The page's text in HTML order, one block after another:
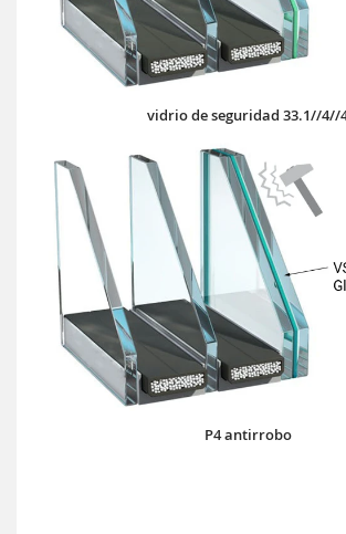
vidrio de seguridad 33.1//4//
P4 antirrobo